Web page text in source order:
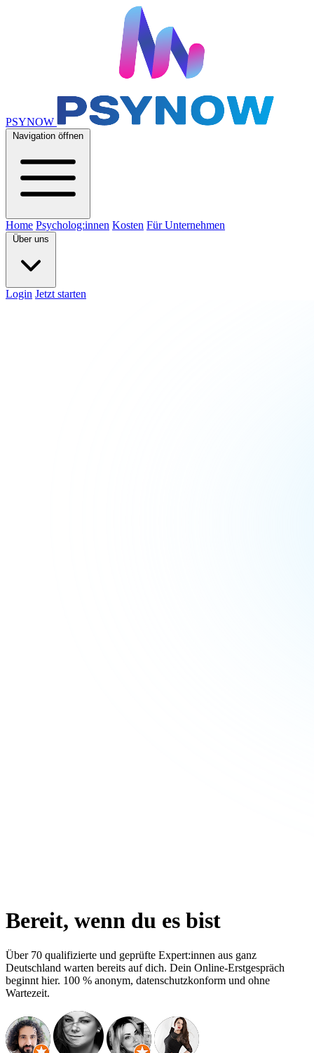
PSYNOW
Navigation öffnen
Home Psycholog:innen Kosten Für Unternehmen
Über uns
Login Jetzt starten
Bereit, wenn du es bist
Über 70 qualifizierte und geprüfte Expert:innen aus ganz
Deutschland warten bereits auf dich. Dein Online-Erstgespräch
beginnt hier. 100 % anonym, datenschutzkonform und ohne
Wartezeit.